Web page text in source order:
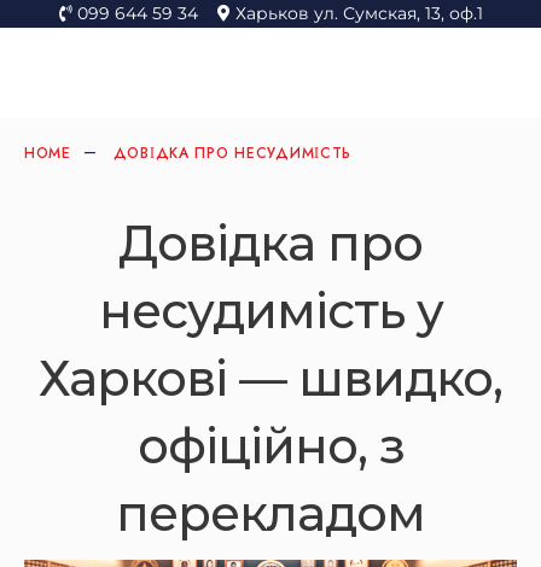
099 644 59 34 Харьков ул. Сумская, 13, оф.1
HOME ДОВІДКА ПРО НЕСУДИМІСТЬ
Довідка про
несудимість у
Харкові — швидко,
офіційно, з
перекладом